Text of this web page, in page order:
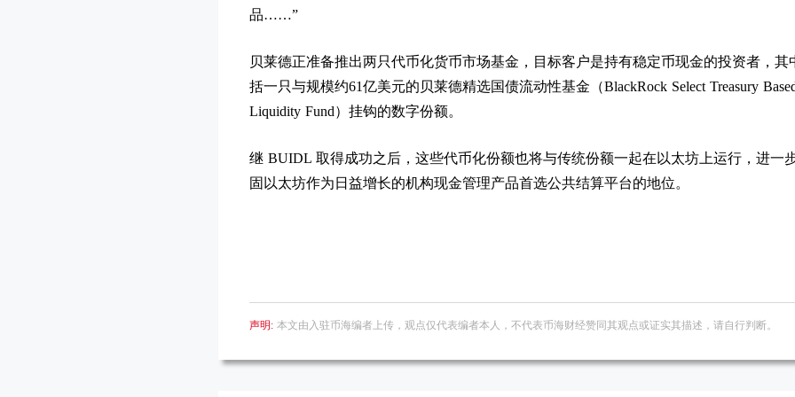
品……”
贝莱德正准备推出两只代币化货币市场基金，目标客户是持有稳定币现金的投资者，其
括一只与规模约61亿美元的贝莱德精选国债流动性基金（BlackRock Select Treasury
Liquidity Fund）挂钩的数字份额。
继 BUIDL 取得成功之后，这些代币化份额也将与传统份额一起在以太坊上运行，进一
固以太坊作为日益增长的机构现金管理产品首选公共结算平台的地位。
声明: 本文由入驻币海编者上传，观点仅代表编者本人，不代表币海财经赞同其观点或证实其描述，请自行判断。